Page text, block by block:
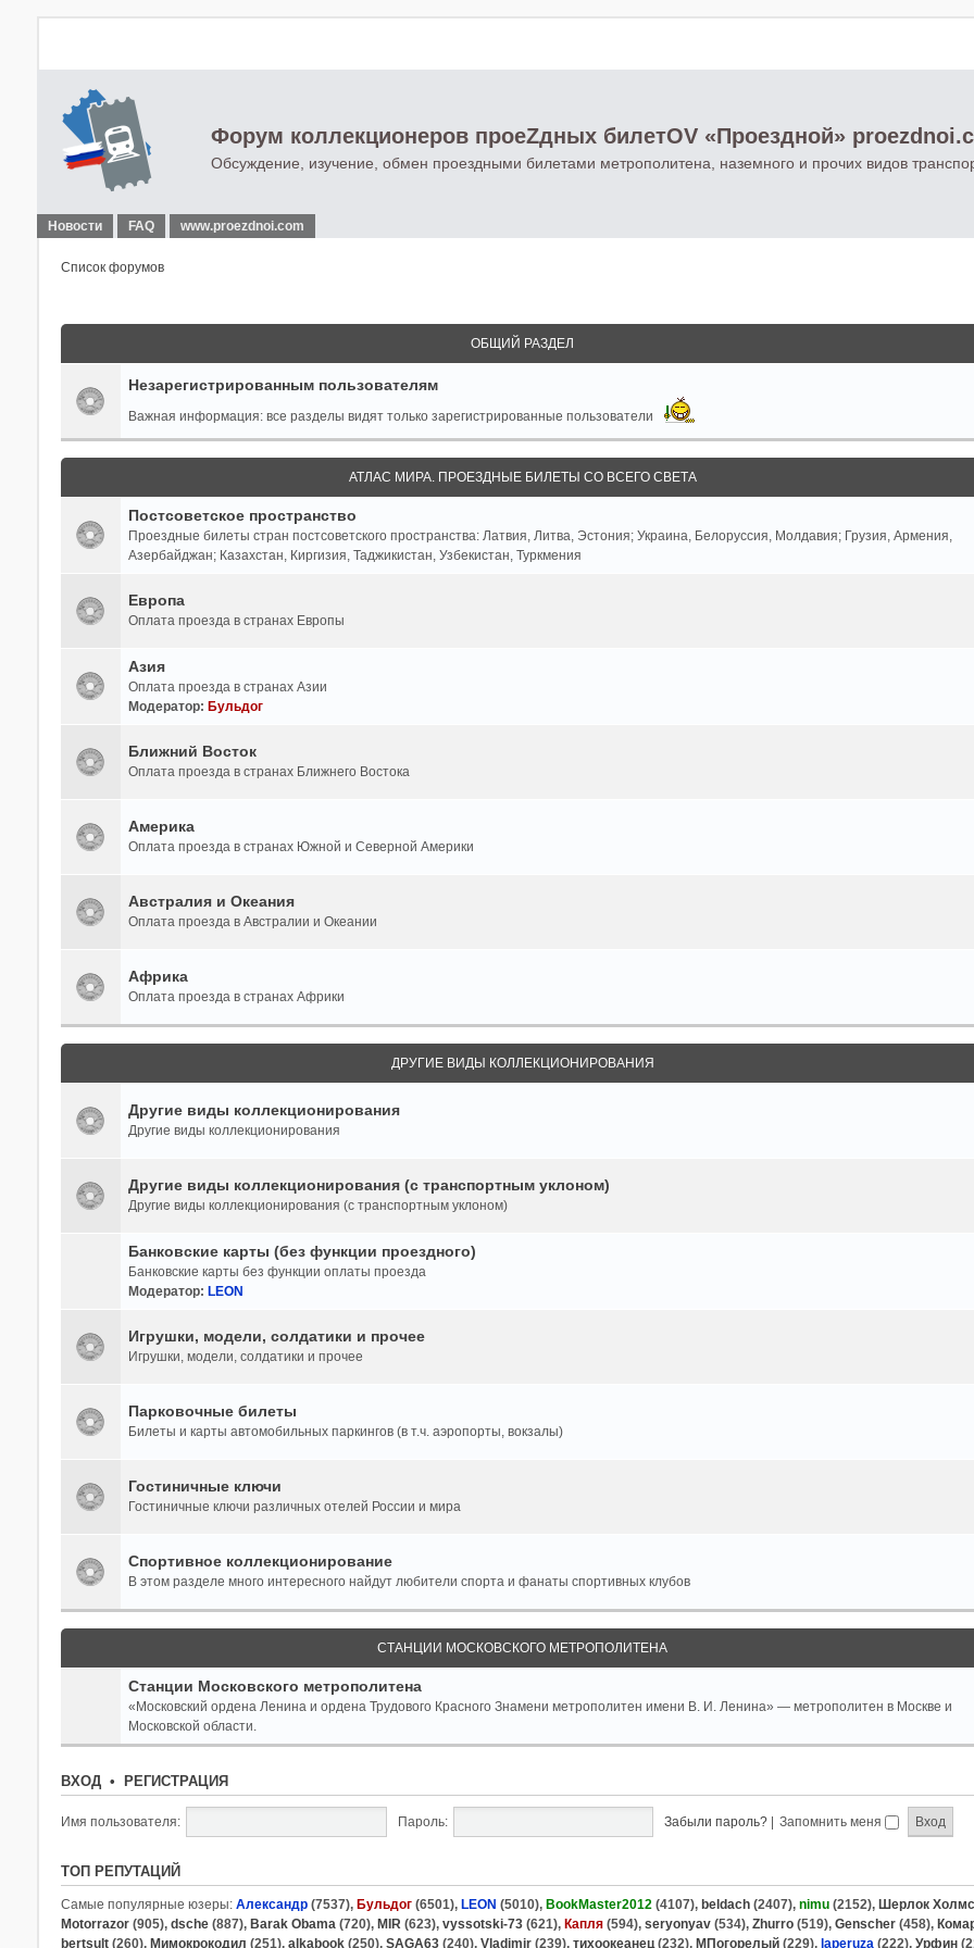
Новости FAQ www.proezdnoi.com
Форум коллекционеров проеZдных билетOV «Проездной»
Обсуждение, изучение, обмен проездными билетами метрополитена, наземного и прочих видов
Список форумов
ОБЩИЙ РАЗДЕЛ
Незарегистрированным пользователям
Важная информация: все разделы видят только зарегистрированные пользователи
АТЛАС МИРА. ПРОЕЗДНЫЕ БИЛЕТЫ СО ВСЕГО СВЕТА
Постсоветское пространство
Проездные билеты стран постсоветского пространства: Латвия, Литва, Эстония; Украина, Белоруссия, Молдавия; Грузия, Армения,
Азербайджан; Казахстан, Киргизия, Таджикистан, Узбекистан, Туркмения
Европа
Оплата проезда в странах Европы
Азия
Оплата проезда в странах Азии
Модератор: Бульдог
Ближний Восток
Оплата проезда в странах Ближнего Востока
Америка
Оплата проезда в странах Южной и Северной Америки
Австралия и Океания
Оплата проезда в Австралии и Океании
Африка
Оплата проезда в странах Африки
ДРУГИЕ ВИДЫ КОЛЛЕКЦИОНИРОВАНИЯ
Другие виды коллекционирования
Другие виды коллекционирования
Другие виды коллекционирования (с транспортным уклоном)
Другие виды коллекционирования (с транспортным уклоном)
Банковские карты (без функции проездного)
Банковские карты без функции оплаты проезда
Модератор: LEON
Игрушки, модели, солдатики и прочее
Игрушки, модели, солдатики и прочее
Парковочные билеты
Билеты и карты автомобильных паркингов (в т.ч. аэропорты, вокзалы)
Гостиничные ключи
Гостиничные ключи различных отелей России и мира
Спортивное коллекционирование
В этом разделе много интересного найдут любители спорта и фанаты спортивных клубов
СТАНЦИИ МОСКОВСКОГО МЕТРОПОЛИТЕНА
Станции Московского метрополитена
«Московский ордена Ленина и ордена Трудового Красного Знамени метрополитен имени В. И. Ленина» — метрополитен в Москве и
Московской области.
ВХОД• РЕГИСТРАЦИЯ
Имя пользователя: Пароль: Забыли пароль? Запомнить меня
ТОП РЕПУТАЦИЙ
Самые популярные юзеры: Александр(7537), Бульдог(6501), LEON (5010), BookMaster2012(4107), beldach(2407), nimu(2152), Шерлок Холмс
Motorrazor(905), dsche(887), Barak Obama(720), MIR(623), vyssotski-73(621), Капля(594), seryonyav(534), Zhurro(519), Genscher(458),
bertsult(260), Мимокрокодил (251), alkabook(250), SAGA63(240), Vladimir(239), тихоокеанец(232), МПогорелый(229), laperuza(222), Урфин